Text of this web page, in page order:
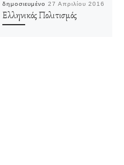
δημοσιευμένο27 Απριλίου 2016
Ελληνικός Πολιτισμός